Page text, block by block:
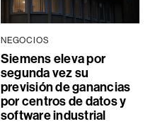
NEGOCIOS
Siemens eleva por
segunda vez su
previsión de ganancias
por centros de datos y
software industrial